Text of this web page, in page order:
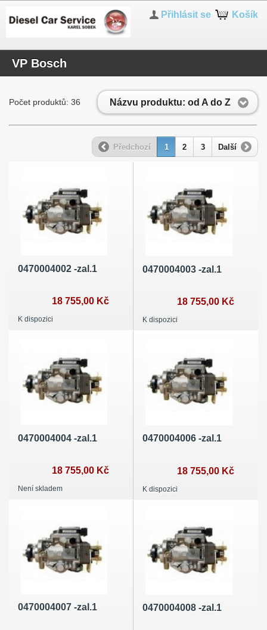
Košík
Přihlásit se
VP Bosch
Názvu produktu: od A do Z
Počet produktů: 36
Předchozí 1 2 3 Další
0470004002 -zal.1
18 755,00 Kč
K dispozici
0470004003 -zal.1
18 755,00 Kč
K dispozici
0470004004 -zal.1
18 755,00 Kč
Není skladem
0470004006 -zal.1
18 755,00 Kč
K dispozici
0470004007 -zal.1 0470004008 -zal.1